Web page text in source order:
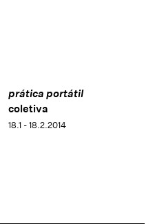
prática portátil
coletiva
18.1 - 18.2.2014